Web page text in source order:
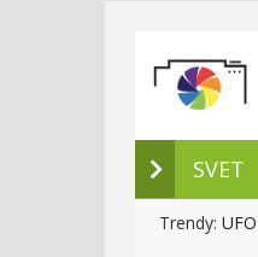
SVET
Trendy: UFO